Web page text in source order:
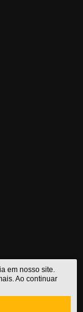
em nosso site.
Ao continuar